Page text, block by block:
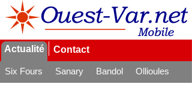
Actualité Contact
Six Fours Sanary Bandol
Ollioules